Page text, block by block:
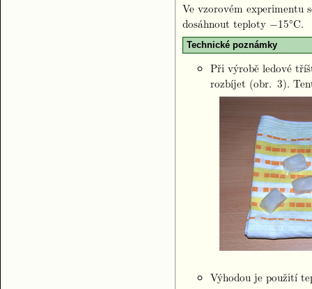
Ve vzorovém experimentu
dosáhnout teploty −15°C.
Technické poznámky
Při výrobě ledové
rozbíjet (obr. 3).
Výhodou je použití